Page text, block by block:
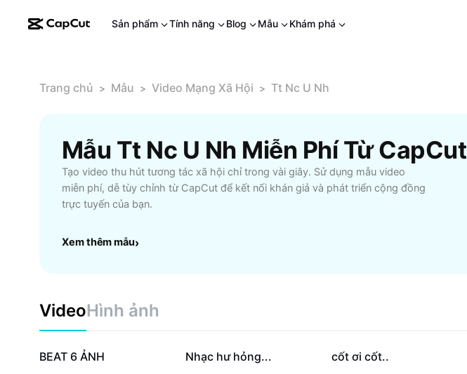
Sản phẩm Tính năng Blog Mẫu Khám phá
Trang chủ > Mẫu > Video Mạng Xã Hội > Tt Nc U Nh
Mẫu Tt Nc U Nh Miễn Phí Từ CapCut
Tạo video thu hút tương tác xã hội chỉ trong vài giây. Sử dụng mẫu video
miễn phí, dễ tùy chỉnh từ CapCut để kết nối khán giả và phát triển cộng đồng
trực tuyến của bạn.
Xem thêm mẫu›
VideoHình ảnh
193,8 N
BEAT 6 ẢNH 51,2 N
Nhạc hư hỏng... 21,6 N
cốt ơi cốt..